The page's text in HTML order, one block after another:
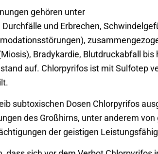
gehören unter
und Erbrechen,
Bradykardie, Blutdruckabfall bis
auf. Chlorpyrifos ist mit Sulfotep
subtoxischen Dosen Chlorpyrifos
des Großhirns, unter anderem
der geistigen